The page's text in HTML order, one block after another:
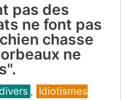
pas des
ne font pas
chasse
ne
, Idiotismes